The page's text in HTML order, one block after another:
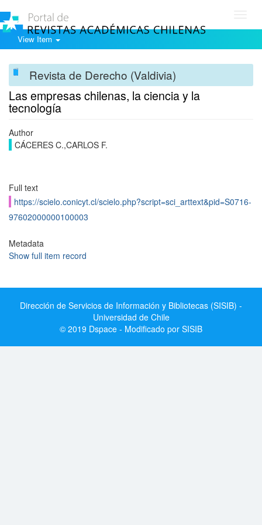
View Item
Revista de Derecho (Valdivia)
Las empresas chilenas, la ciencia y la
tecnología
Author
CÁCERES C.,CARLOS F.
Full text
https://scielo.conicyt.cl/scielo.php?script=sci_arttext&pid=S0716-
97602000000100003
Metadata
Show full item record
Dirección de Servicios de Información y Bibliotecas (SISIB) -
Universidad de Chile
© 2019 Dspace - Modificado por SISIB